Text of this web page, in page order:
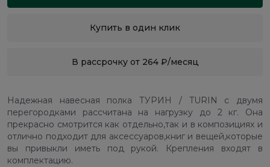
Купить в один клик
В рассрочку от 264 ₽/месяц
Надежная навесная полка ТУРИН / TURIN с двумя
перегородками рассчитана на нагрузку до 2 кг. Она
прекрасно смотрится как отдельно,так и в композициях и
отлично подходит для аксессуаров,книг и вещей,которые
вы привыкли иметь под рукой. Крепления входят в
комплектацию.